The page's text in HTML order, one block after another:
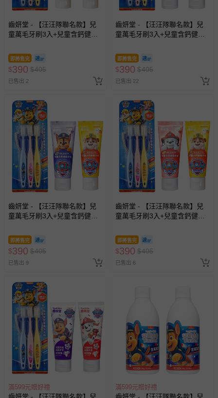
齒妍堂 - 【汪汪隊聯名款】兒
童萬毛牙刷3入+兒童含鈣健齒
即將售完
$390 $405
已售出 2
齒妍堂 - 【汪汪隊聯名款】兒
童萬毛牙刷3入+兒童含鈣健齒
即將售完
$390 $405
已售出 22
齒妍堂 - 【汪汪隊聯名款】兒
童萬毛牙刷3入+兒童含鈣健齒
即將售完
$390 $405
已售出 9
齒妍堂 - 【汪汪隊聯名款】兒
童萬毛牙刷3入+兒童含鈣健齒
即將售完
$390 $405
已售出 6
滿599元贈好禮 滿599元贈好禮